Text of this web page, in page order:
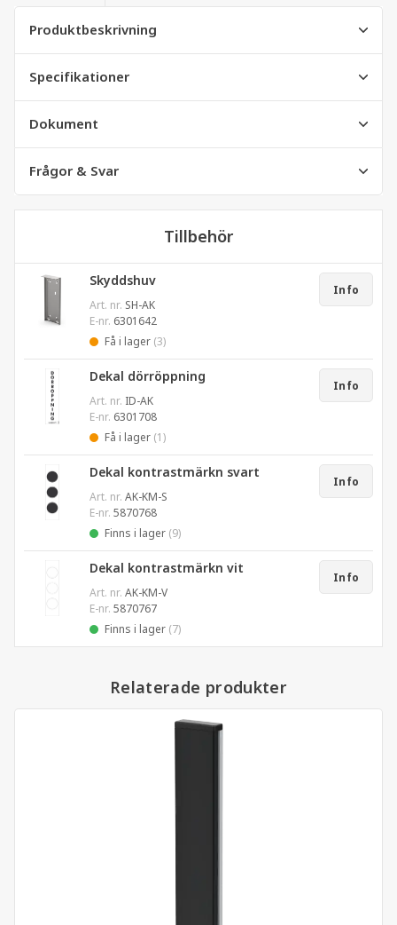
Produktbeskrivning
Specifikationer
Dokument
Frågor & Svar
Tillbehör
Skyddshuv
Art. nr. SH-AK
E-nr. 6301642
Få i lager (3)
Info
Dekal dörröppning
Art. nr. ID-AK
E-nr. 6301708
Få i lager (1)
Info
Dekal kontrastmärkn svart
Art. nr. AK-KM-S
E-nr. 5870768
Finns i lager (9)
Info
Dekal kontrastmärkn vit
Art. nr. AK-KM-V
E-nr. 5870767
Finns i lager (7)
Info
Relaterade produkter